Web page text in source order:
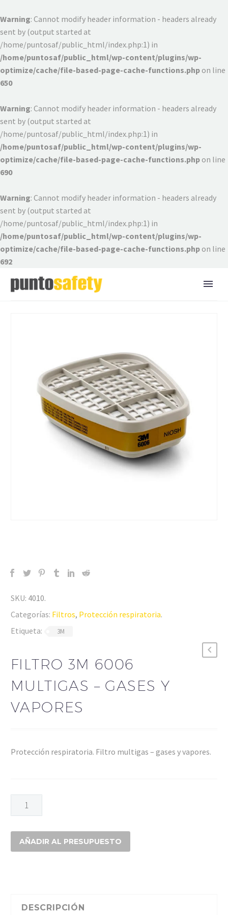
Warning: Cannot modify header information - headers already
sent by (output started at
/home/puntosaf/public_html/index.php:1) in
/home/puntosaf/public_html/wp-content/plugins/wp-
optimize/cache/file-based-page-cache-functions.php on line
650
Warning: Cannot modify header information - headers already
sent by (output started at
/home/puntosaf/public_html/index.php:1) in
/home/puntosaf/public_html/wp-content/plugins/wp-
optimize/cache/file-based-page-cache-functions.php on line
690
Warning: Cannot modify header information - headers already
sent by (output started at
/home/puntosaf/public_html/index.php:1) in
/home/puntosaf/public_html/wp-content/plugins/wp-
optimize/cache/file-based-page-cache-functions.php on line
692
SKU: 4010.
Categorías: Filtros, Protección respiratoria.
Etiqueta:
3M
FILTRO 3M 6006
MULTIGAS – GASES Y
VAPORES
Protección respiratoria. Filtro multigas – gases y vapores.
FILTRO
3M
MULTIGAS
-
cantidad
AÑADIR AL PRESUPUESTO
DESCRIPCIÓN